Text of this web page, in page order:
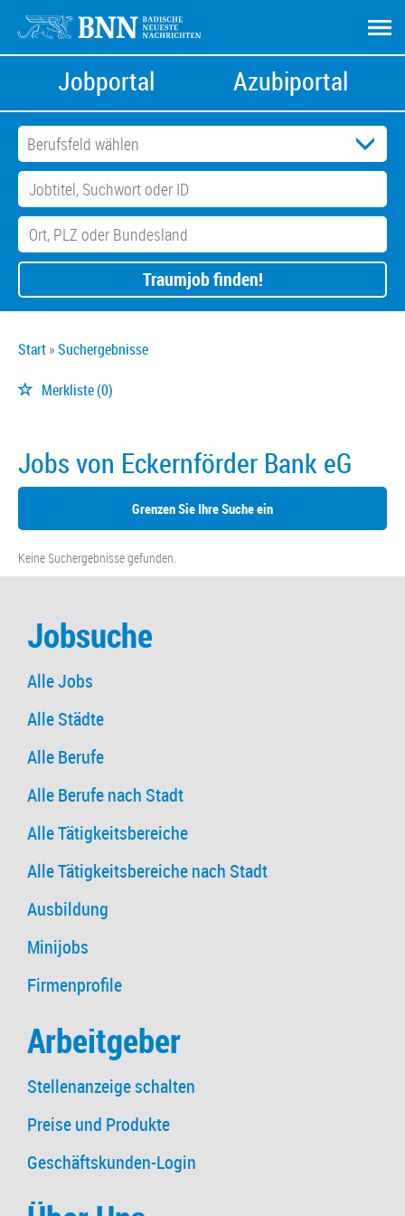
Jobportal Azubiportal
Traumjob finden!
Start Suchergebnisse
Merkliste(0)
Jobs von Eckernförder Bank eG
Grenzen Sie Ihre Suche ein
Keine Suchergebnisse gefunden.
Jobsuche
Alle Jobs
Alle Städte
Alle Berufe
Alle Berufe nach Stadt
Alle Tätigkeitsbereiche
Alle Tätigkeitsbereiche nach Stadt
Ausbildung
Minijobs
Firmenprofile
Arbeitgeber
Stellenanzeige schalten
Preise und Produkte
Geschäftskunden-Login